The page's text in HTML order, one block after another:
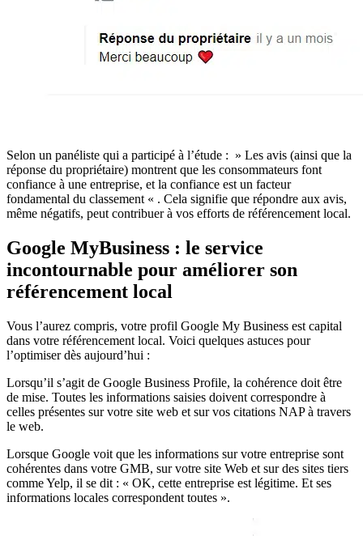
Selon un panéliste qui a participé à l’étude : » Les avis (ainsi que la
réponse du propriétaire) montrent que les consommateurs font
confiance à une entreprise, et la confiance est un facteur
fondamental du classement « . Cela signifie que répondre aux avis,
même négatifs, peut contribuer à vos efforts de référencement local.
Google MyBusiness : le service
incontournable pour améliorer son
référencement local
Vous l’aurez compris, votre profil Google My Business est capital
dans votre référencement local. Voici quelques astuces pour
l’optimiser dès aujourd’hui :
Lorsqu’il s’agit de Google Business Profile, la cohérence doit être
de mise. Toutes les informations saisies doivent correspondre à
celles présentes sur votre site web et sur vos citations NAP à travers
le web.
Lorsque Google voit que les informations sur votre entreprise sont
cohérentes dans votre GMB, sur votre site Web et sur des sites tiers
comme Yelp, il se dit : « OK, cette entreprise est légitime. Et ses
informations locales correspondent toutes ».